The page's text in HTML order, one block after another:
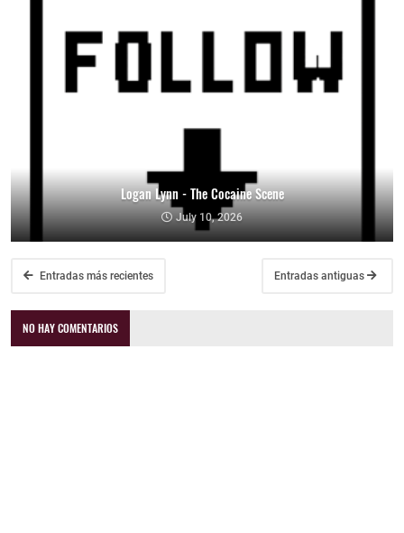
Logan Lynn - The Cocaine Scene
July 10, 2026
Entradas más recientes Entradas antiguas
NO HAY COMENTARIOS